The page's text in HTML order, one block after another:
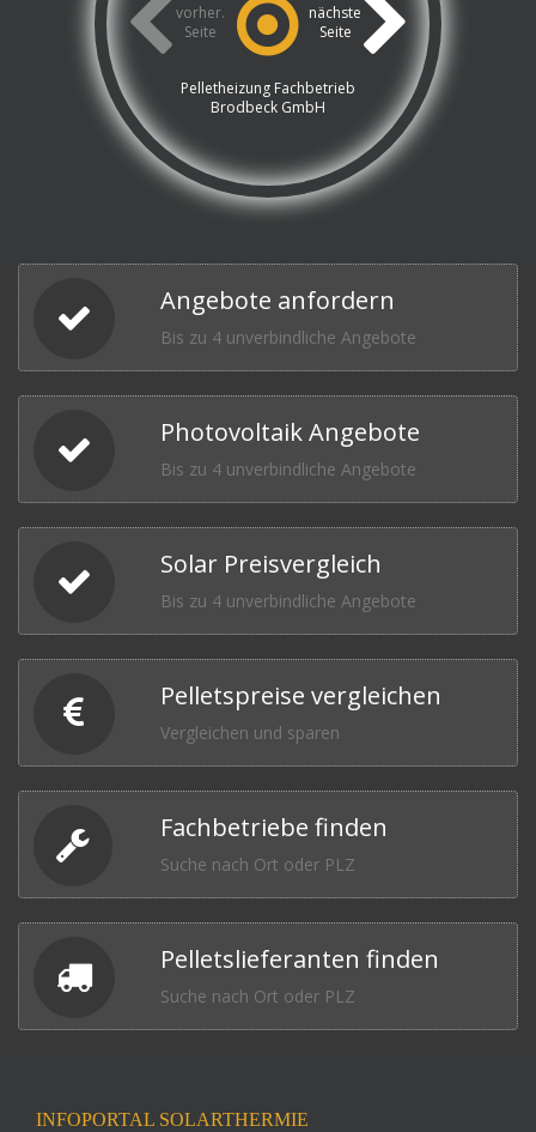
vorher.
Seite
nächste
Seite
Pelletheizung Fachbetrieb
Brodbeck GmbH
Angebote anfordern
Bis zu 4 unverbindliche Angebote
Photovoltaik Angebote
Bis zu 4 unverbindliche Angebote
Solar Preisvergleich
Bis zu 4 unverbindliche Angebote
Pelletspreise vergleichen
Vergleichen und sparen
Fachbetriebe finden
Suche nach Ort oder PLZ
Pelletslieferanten finden
Suche nach Ort oder PLZ
INFOPORTAL SOLARTHERMIE